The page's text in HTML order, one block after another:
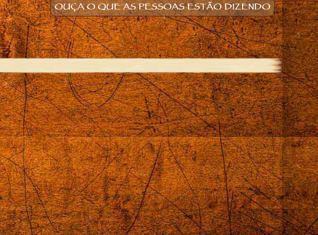
OUÇA O QUE AS PESSOAS ESTÃO DIZENDO